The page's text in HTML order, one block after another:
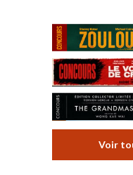
Voir